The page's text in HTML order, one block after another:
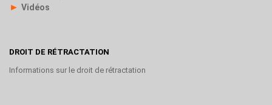
► Vidéos
DROIT DE RÉTRACTATION
Informations sur le droit de rétractation